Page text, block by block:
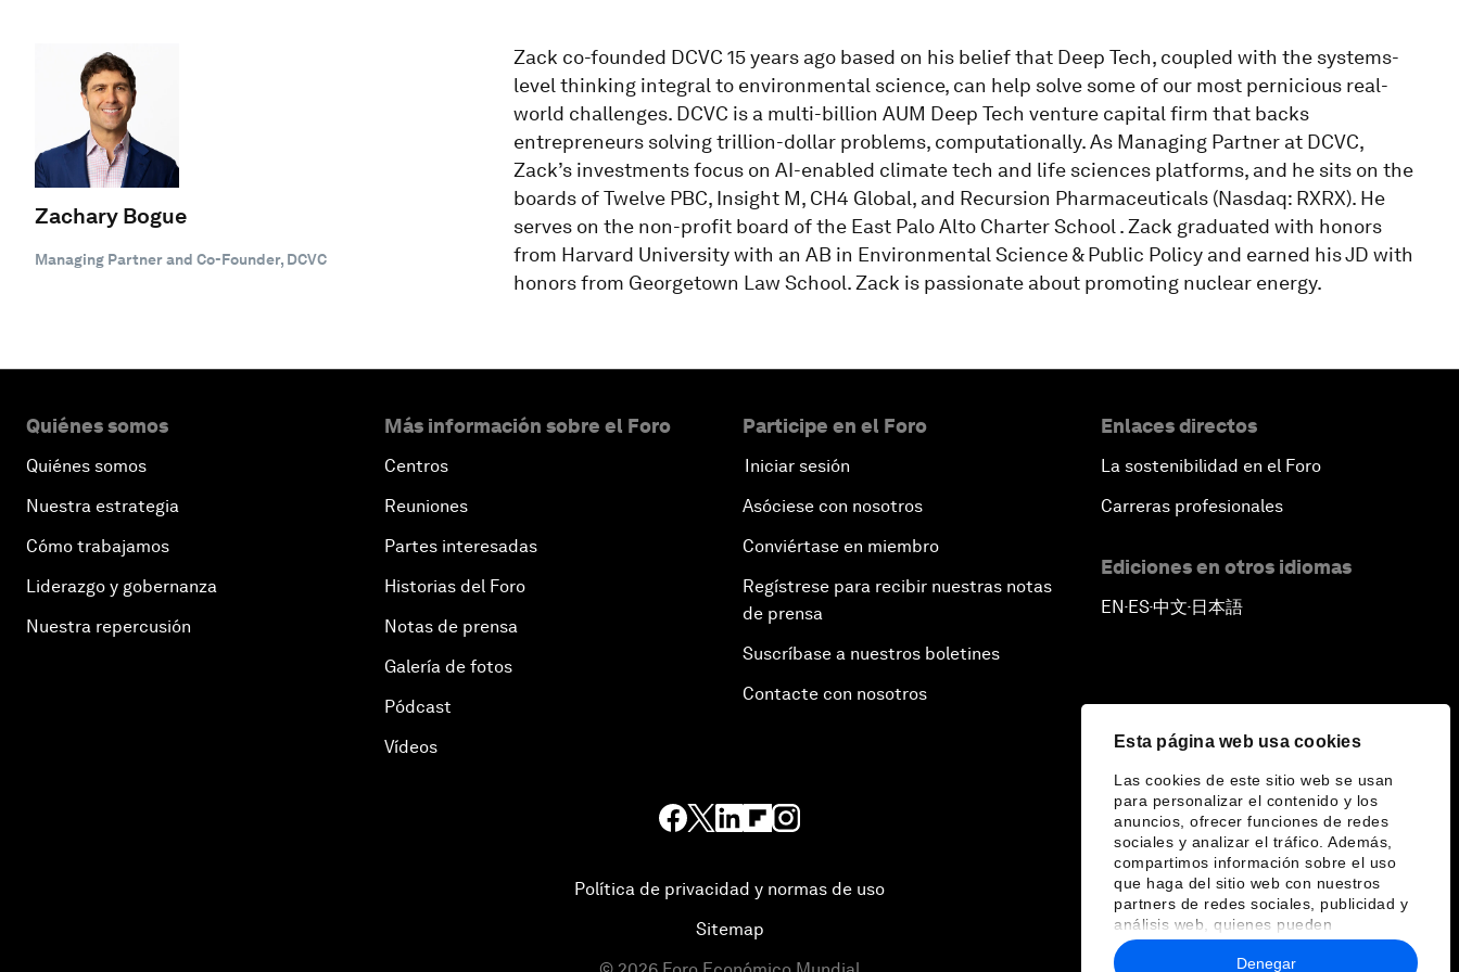
Esta página web usa cookies
Las cookies de este sitio web se usan
para personalizar el contenido y los
anuncios, ofrecer funciones de redes
sociales y analizar el tráfico. Además,
compartimos información sobre el uso
que haga del sitio web con nuestros
partners de redes sociales, publicidad y
análisis web, quienes pueden
combinarla con otra información que les
haya proporcionado o que hayan
Denegar
Zachary Bogue
Managing Partner and Co-Founder, DCVC
Zack co-founded DCVC 15 years ago based on his belief that Deep Tech, coupled with the systems-
level thinking integral to environmental science, can help solve some of our most pernicious real-
world challenges. DCVC is a multi-billion AUM Deep Tech venture capital firm that backs
entrepreneurs solving trillion-dollar problems, computationally. As Managing Partner at DCVC,
Zack’s investments focus on AI-enabled climate tech and life sciences platforms, and he sits on the
boards of Twelve PBC, Insight M, CH4 Global, and Recursion Pharmaceuticals (Nasdaq: RXRX). He
serves on the non-profit board of the East Palo Alto Charter School . Zack graduated with honors
from Harvard University with an AB in Environmental Science & Public Policy and earned his JD with
honors from Georgetown Law School. Zack is passionate about promoting nuclear energy.
Quiénes somos
Quiénes somos
Nuestra estrategia
Cómo trabajamos
Liderazgo y gobernanza
Nuestra repercusión
Más información sobre el Foro
Centros
Reuniones
Partes interesadas
Historias del Foro
Notas de prensa
Galería de fotos
Pódcast
Vídeos
Participe en el Foro
Iniciar sesión
Asóciese con nosotros
Conviértase en miembro
Regístrese para recibir nuestras notas
de prensa
Suscríbase a nuestros boletines
Contacte con nosotros
Enlaces directos
La sostenibilidad en el Foro
Carreras profesionales
Ediciones en otros idiomas
EN▪ES▪中文▪ 日本語
Política de privacidad y normas de uso
Sitemap